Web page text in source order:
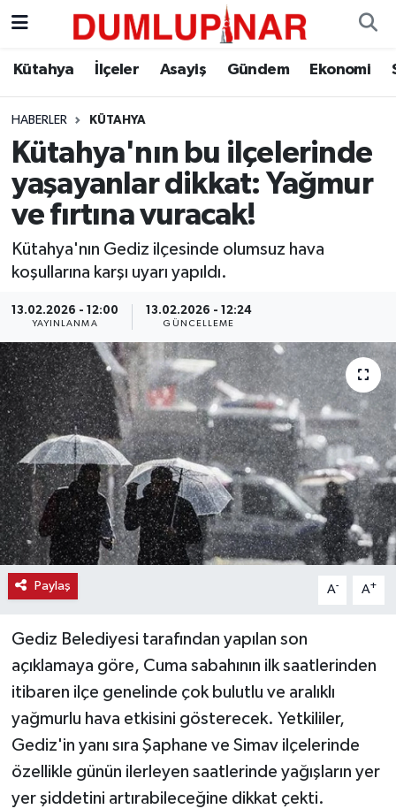
Kütahya İlçeler Asayiş Gündem Ekonomi
HABERLER KÜTAHYA
Kütahya'nın bu ilçelerinde
yaşayanlar dikkat: Yağmur
ve fırtına vuracak!
Kütahya'nın Gediz ilçesinde olumsuz hava
koşullarına karşı uyarı yapıldı.
13.02.2026 - 12:00
YAYINLANMA
13.02.2026 - 12:24
GÜNCELLEME
Paylaş A- A+
Gediz Belediyesi tarafından yapılan son
açıklamaya göre, Cuma sabahının ilk saatlerinden
itibaren ilçe genelinde çok bulutlu ve aralıklı
yağmurlu hava etkisini gösterecek. Yetkililer,
Gediz'in yanı sıra Şaphane ve Simav ilçelerinde
özellikle günün ilerleyen saatlerinde yağışların yer
yer şiddetini artırabileceğine dikkat çekti.
Asayiş
Diğer
Dünya
Eğitim
Ekonomi
Gündem
Haber
Haber İlanlar
Kültür-Sanat
Magazin
Seri İlan
Siyaset
Spor
Kütahya Hava Durumu
Kütahya Trafik Yoğunluk Haritası
Süper Lig Puan Durumu ve Fikstür
Tüm Manşetler
Son Dakika Haberleri